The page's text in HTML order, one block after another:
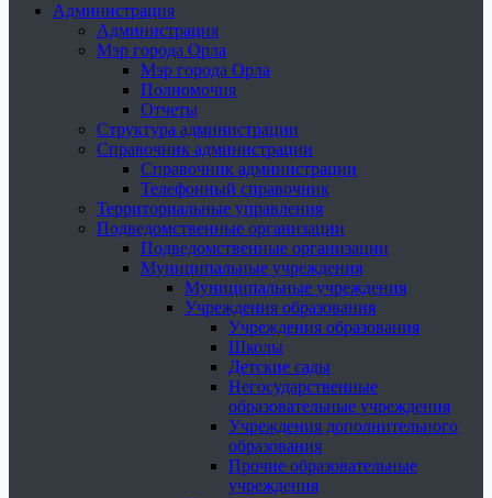
Администрация
Администрация
Мэр города Орла
Мэр города Орла
Полномочия
Отчеты
Структура администрации
Справочник администрации
Справочник администрации
Телефонный справочник
Территориальные управления
Подведомственные организации
Подведомственные организации
Муниципальные учреждения
Муниципальные учреждения
Учреждения образования
Учреждения образования
Школы
Детские сады
Негосударственные
образовательные учреждения
Учреждения дополнительного
образования
Прочие образовательные
учреждения